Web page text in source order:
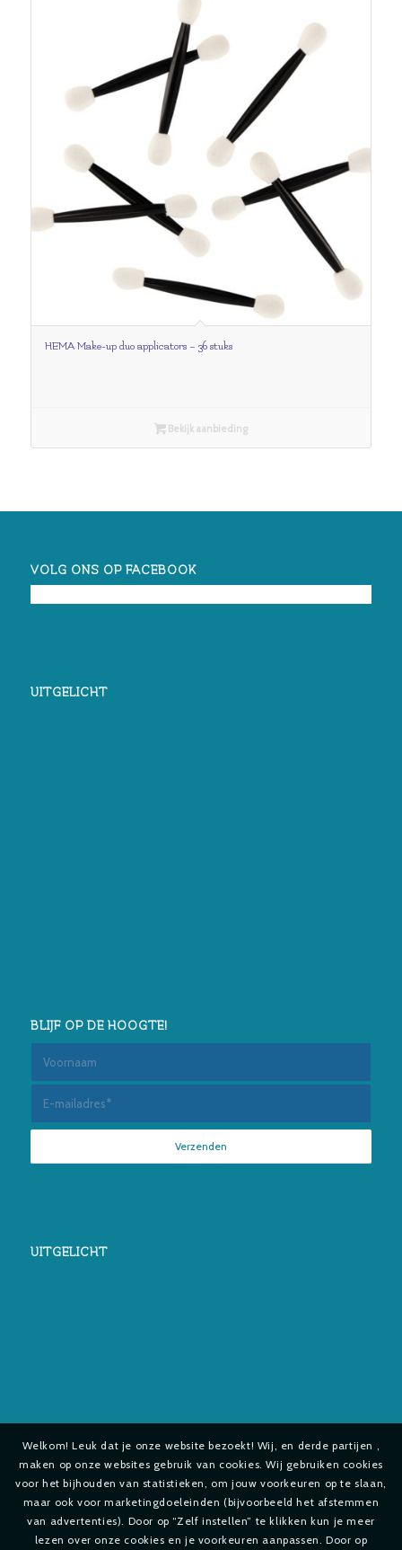
HEMA Make-up duo applicators – 36 stuks
Bekijk aanbieding
VOLG ONS OP FACEBOOK
UITGELICHT
BLIJF OP DE HOOGTE!
UITGELICHT
Welkom! Leuk dat je onze website bezoekt! Wij, en derde partijen ,
maken op onze websites gebruik van cookies. Wij gebruiken cookies
voor het bijhouden van statistieken, om jouw voorkeuren op te slaan,
maar ook voor marketingdoeleinden (bijvoorbeeld het afstemmen
van advertenties). Door op “Zelf instellen” te klikken kun je meer
lezen over onze cookies en je voorkeuren aanpassen. Door op